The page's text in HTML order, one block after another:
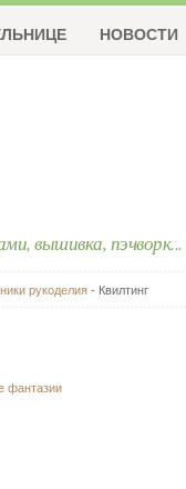
вышивка, пэчворк...
НОВОСТИ
рукоделия - Квилтинг
фантазии